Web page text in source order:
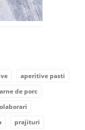
aperitive pasti
de porc
prajituri